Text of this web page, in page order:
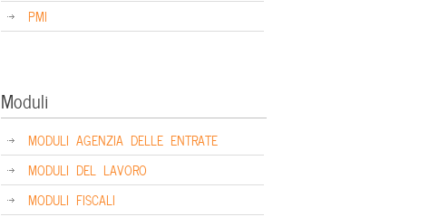
PMI
Moduli
MODULI AGENZIA DELLE ENTRATE
MODULI DEL LAVORO
MODULI FISCALI